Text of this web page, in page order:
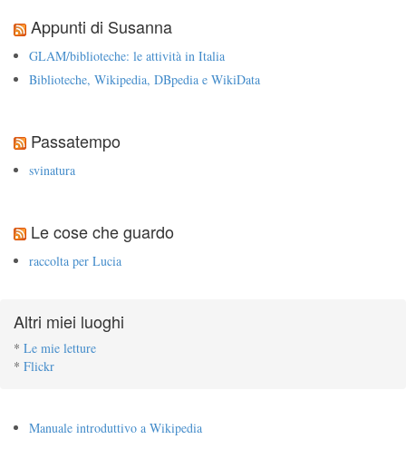
Appunti di Susanna
GLAM/biblioteche: le attività in Italia
Biblioteche, Wikipedia, DBpedia e WikiData
Passatempo
svinatura
Le cose che guardo
raccolta per Lucia
Altri miei luoghi
* Le mie letture
* Flickr
Manuale introduttivo a Wikipedia